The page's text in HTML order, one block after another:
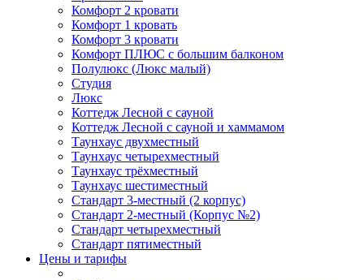
Комфорт 2 кровати
Комфорт 1 кровать
Комфорт 3 кровати
Комфорт ПЛЮС с большим балконом
Полулюкс (Люкс малый)
Студия
Люкс
Коттедж Лесной с сауной
Коттедж Лесной с сауной и хаммамом
Таунхаус двухместный
Таунхаус четырехместный
Таунхаус трёхместный
Таунхаус шестиместный
Стандарт 3-местный (2 корпус)
Стандарт 2-местный (Корпус №2)
Стандарт четырехместный
Стандарт пятиместный
Цены и тарифы